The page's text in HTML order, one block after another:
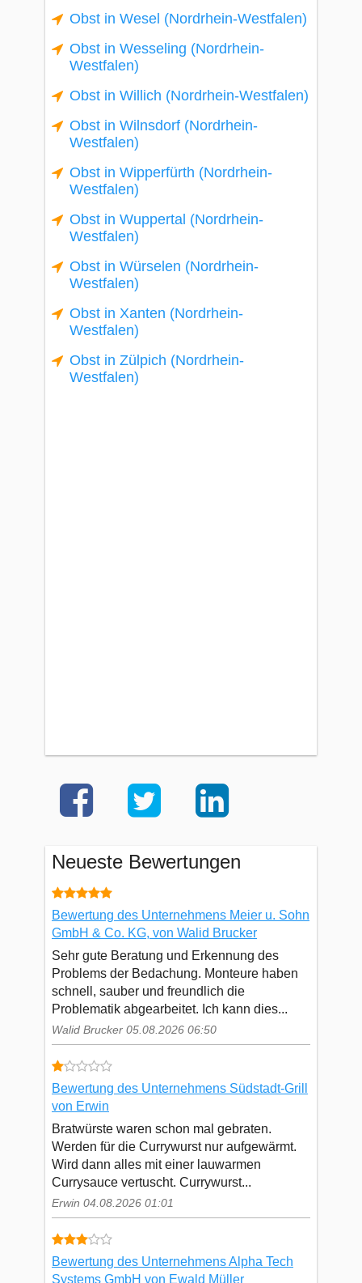
Obst in Wesel (Nordrhein-Westfalen)
Obst in Wesseling (Nordrhein-
Westfalen)
Obst in Willich (Nordrhein-Westfalen)
Obst in Wilnsdorf (Nordrhein-
Westfalen)
Obst in Wipperfürth (Nordrhein-
Westfalen)
Obst in Wuppertal (Nordrhein-
Westfalen)
Obst in Würselen (Nordrhein-
Westfalen)
Obst in Xanten (Nordrhein-
Westfalen)
Obst in Zülpich (Nordrhein-
Westfalen)
Neueste Bewertungen
Bewertung des Unternehmens Meier u. Sohn
GmbH & Co. KG, von Walid Brucker
Sehr gute Beratung und Erkennung des
Problems der Bedachung. Monteure haben
schnell, sauber und freundlich die
Problematik abgearbeitet. Ich kann dies...
Walid Brucker 05.08.2026 06:50
Bewertung des Unternehmens Südstadt-Grill
von Erwin
Bratwürste waren schon mal gebraten.
Werden für die Currywurst nur aufgewärmt.
Wird dann alles mit einer lauwarmen
Currysauce vertuscht. Currywurst...
Erwin 04.08.2026 01:01
Bewertung des Unternehmens Alpha Tech
Systems GmbH von Ewald Müller